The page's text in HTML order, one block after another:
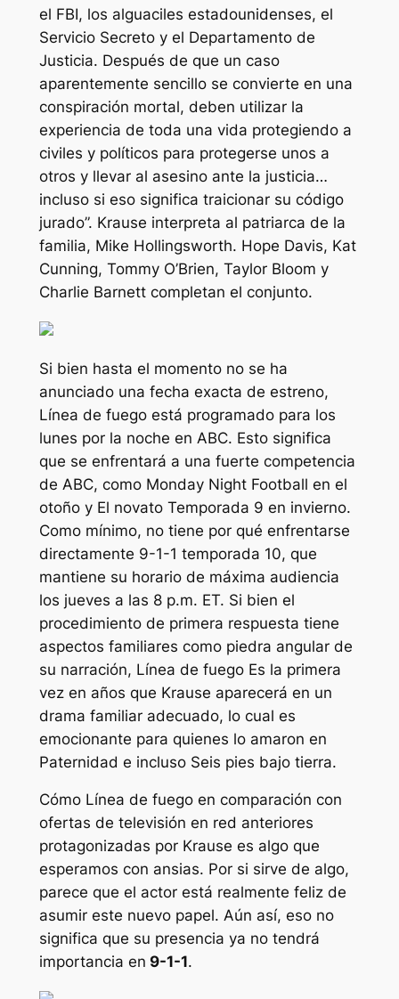
el FBI, los alguaciles estadounidenses, el
Servicio Secreto y el Departamento de
Justicia. Después de que un caso
aparentemente sencillo se convierte en una
conspiración mortal, deben utilizar la
experiencia de toda una vida protegiendo a
civiles y políticos para protegerse unos a
otros y llevar al asesino ante la justicia…
incluso si eso significa traicionar su código
jurado”. Krause interpreta al patriarca de la
familia, Mike Hollingsworth. Hope Davis, Kat
Cunning, Tommy O’Brien, Taylor Bloom y
Charlie Barnett completan el conjunto.
Si bien hasta el momento no se ha
anunciado una fecha exacta de estreno,
Línea de fuegoestá programado para los
lunes por la noche en ABC. Esto significa
que se enfrentará a una fuerte competencia
de ABC, como Monday Night Football en el
otoño yEl novatoTemporada 9 en invierno.
Como mínimo, no tiene por qué enfrentarse
directamente 9-1-1 temporada 10, que
mantiene su horario de máxima audiencia
los jueves a las 8 p.m. ET. Si bien el
procedimiento de primera respuesta tiene
aspectos familiares como piedra angular de
su narración, Línea de fuegoEs la primera
vez en años que Krause aparecerá en un
drama familiar adecuado, lo cual es
emocionante para quienes lo amaron en
Paternidad e incluso Seis pies bajo tierra.
Cómo Línea de fuego en comparación con
ofertas de televisión en red anteriores
protagonizadas por Krause es algo que
esperamos con ansias. Por si sirve de algo,
parece que el actor está realmente feliz de
asumir este nuevo papel. Aún así, eso no
significa que su presencia ya no tendrá
importancia en 9-1-1.